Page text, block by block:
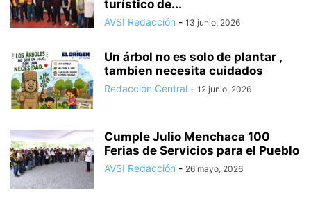
turístico de...
AVSI Redacción - 13 junio, 2026
Un árbol no es solo de plantar ,
tambien necesita cuidados
Redacción Central - 12 junio, 2026
Cumple Julio Menchaca 100
Ferias de Servicios para el Pueblo
AVSI Redacción - 26 mayo, 2026